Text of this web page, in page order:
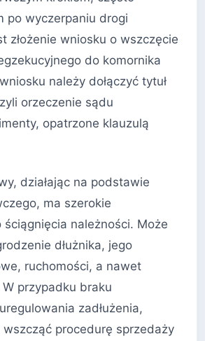
po wyczerpaniu drogi
złożenie wniosku o wszczęcie
do komornika
należy dołączyć tytuł
orzeczenie sądu
opatrzone klauzulą
działając na podstawie
ma szerokie
należności. Może
dłużnika, jego
ruchomości, a nawet
przypadku braku
zadłużenia,
wszcząć procedurę sprzedaży